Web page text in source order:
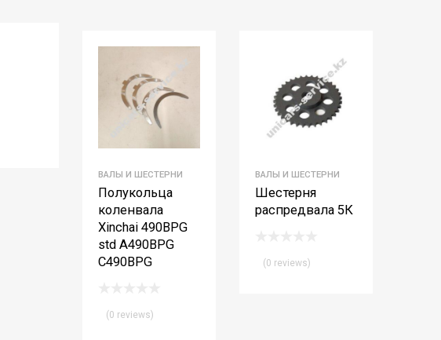
ВАЛЫ И ШЕСТЕРНИ
Полукольца
коленвала
Xinchai 490BPG
std A490BPG
C490BPG
(0 reviews)
ВАЛЫ И ШЕСТЕРНИ
Шестерня
распредвала 5К
(0 reviews)